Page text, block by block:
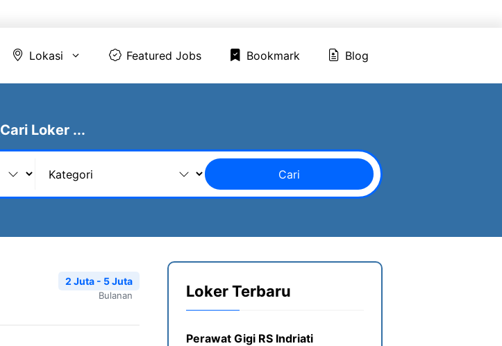
Lokasi Featured Jobs Bookmark Blog
Cari Loker ...
Cari
2 Juta - 5 Juta
Bulanan Loker Terbaru
Perawat Gigi RS Indriati